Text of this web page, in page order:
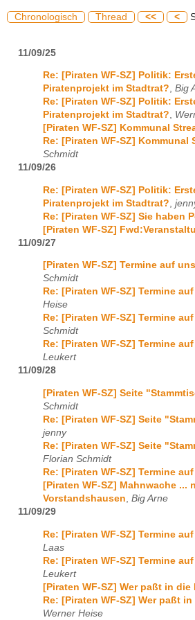
Chronologisch Thread << <
11/09/25
Re: [Piraten WF-SZ] Politik:
Piratenprojekt im Stadtrat?, Big
Re: [Piraten WF-SZ] Politik:
Piratenprojekt im Stadtrat?,
[Piraten WF-SZ] Kommunal
Re: [Piraten WF-SZ] Kommunal
Schmidt
11/09/26
Re: [Piraten WF-SZ] Politik:
Piratenprojekt im Stadtrat?
Re: [Piraten WF-SZ] Sie haben
[Piraten WF-SZ]
11/09/27
[Piraten WF-SZ] Termine auf
Schmidt
Re: [Piraten WF-SZ] Termine
Heise
Re: [Piraten WF-SZ] Termine
Schmidt
Re: [Piraten WF-SZ] Termine
Leukert
11/09/28
[Piraten WF-SZ] Seite
Schmidt
Re: [Piraten WF-SZ] Seite
jenny
Re: [Piraten WF-SZ] Seite
Florian Schmidt
Re: [Piraten WF-SZ] Termine
[Piraten WF-SZ] Mahnwache ...
Vorstandshausen Big Arne
11/09/29
Re: [Piraten WF-SZ] Termine
Laas
Re: [Piraten WF-SZ] Termine
Leukert
[Piraten WF-SZ] Wer paßt in die
Re: [Piraten WF-SZ] Wer paßt
Werner Heise